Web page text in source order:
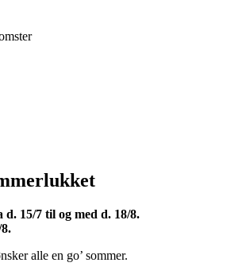
15/7 til og med d. 18/8.
alle en go’ sommer.